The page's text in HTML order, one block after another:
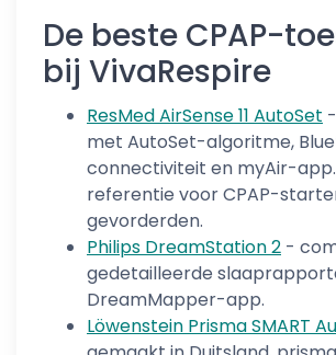
De beste CPAP-
bij VivaRespire
ResMed AirSense 11 AutoSet
met AutoSet-algoritme,
connectiviteit en myAir-
referentie voor CPAP-
gevorderden.
Philips DreamStation 2 -
gedetailleerde
DreamMapper-app.
Löwenstein Prisma SMART